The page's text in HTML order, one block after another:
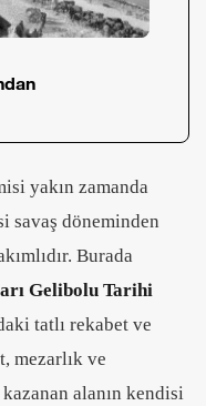
yakın zamanda
savaş döneminden
Burada
Gelibolu Tarihi
tatlı rekabet ve
mezarlık ve
alanın kendisi